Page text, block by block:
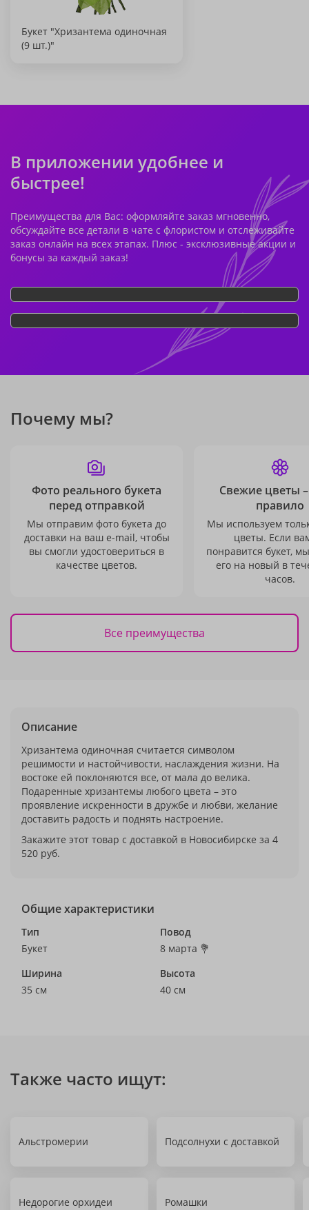
Букет "Хризантема одиночная
(9 шт.)"
В приложении удобнее и
быстрее!
Преимущества для Вас: оформляйте заказ мгновенно,
обсуждайте все детали в чате с флористом и отслеживайте
заказ онлайн на всех этапах. Плюс - эксклюзивные акции и
бонусы за каждый заказ!
Почему мы?
Фото реального букета
перед отправкой
Мы отправим фото букета до
доставки на ваш e-mail, чтобы
вы смогли удостовериться в
качестве цветов.
Свежие цветы
правило
Мы используем
цветы. Если
понравится букет,
его на новый в
часов.
Все преимущества
Описание
Хризантема одиночная считается символом
решимости и настойчивости, наслаждения жизни. На
востоке ей поклоняются все, от мала до велика.
Подаренные хризантемы любого цвета – это
проявление искренности в дружбе и любви, желание
доставить радость и поднять настроение.
Закажите этот товар с доставкой в Новосибирске за 4
520 руб.
Общие характеристики
Тип
Букет
Повод
8 марта 💐
Ширина
35 см
Высота
40 см
Также часто ищут:
Альстромерии Подсолнухи с доставкой
Недорогие орхидеи Ромашки